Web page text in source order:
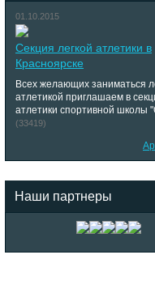
01.10.2015
Секция легкой атлетики в
Красноярске
Всех желающих заниматься
атлетикой приглашаем в
атлетики спортивной школы
(33419)
Наши партнеры